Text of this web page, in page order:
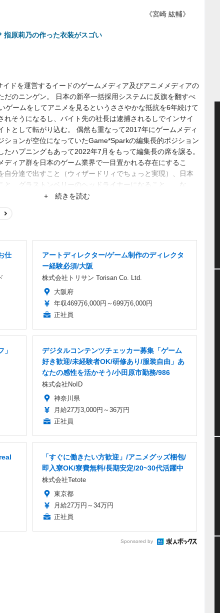
《宮崎 紘輔》
原莉乃の作った衣装がスゴい
ドを運営するイードのゲームメディア及びアニメメディアの
だのニンゲン。 日本の新卒一括採用システムに反旗を翻すべ
ゲームをしてアニメを見るというささやかな抵抗を6年続けて
れそうになるし、バイト先の社長は逮捕されるしでインサイ
トとして転がり込む。 偶然も重なって2017年にゲームメディ
ションが空位になっていたGame*Sparkの編集長的ポジション
たハプニングもあって2022年7月をもって編集長の席を譲る。
ディア群を日本のゲーム業界で一目置かれる存在にするこ
自分達で出すこと（ウィザードリィでちょっと実現）、日本
と、グラストンベリーのヘッドライナーになること……な
+ 続きを読む
仕
アートディレクター/ゲーム制作のディレクタ
ー経験必須/大阪
株式会社トリサン Torisan Co. Ltd.
大阪府
年収469万6,000円～699万6,000円
正社員
」
デジタルコンテンツチェッカー募集「ゲーム
好き歓迎/未経験者OK/研修あり/服装自由」あ
なたの感性を活かそう/小田原市勤務/986
株式会社NoID
神奈川県
月給27万3,000円～36万円
正社員
「すぐに働きたい方歓迎」/アニメグッズ梱包/
即入寮OK/寮費無料/長期安定/20~30代活躍中
株式会社Tetote
東京都
月給27万円～34万円
正社員
Sponsored by